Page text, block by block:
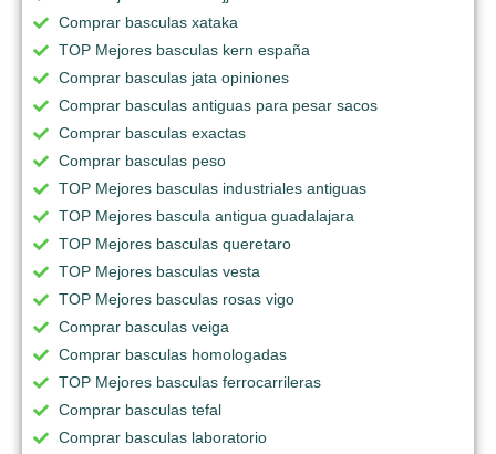
Comprar basculas xataka
TOP Mejores basculas kern españa
Comprar basculas jata opiniones
Comprar basculas antiguas para pesar sacos
Comprar basculas exactas
Comprar basculas peso
TOP Mejores basculas industriales antiguas
TOP Mejores bascula antigua guadalajara
TOP Mejores basculas queretaro
TOP Mejores basculas vesta
TOP Mejores basculas rosas vigo
Comprar basculas veiga
Comprar basculas homologadas
TOP Mejores basculas ferrocarrileras
Comprar basculas tefal
Comprar basculas laboratorio